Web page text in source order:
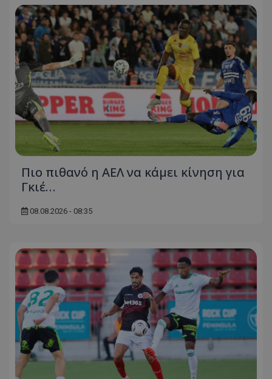
Πιο πιθανό η ΑΕΛ να κάμει κίνηση για
Γκιέ…
08.08.2026 - 08:35